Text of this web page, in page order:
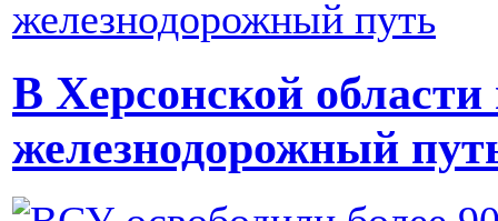
В Херсонской
железнодорожный